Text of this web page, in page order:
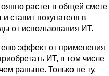
растет в общей смете
ставит покупателя в
от использования ИТ.
эффект от применения
ИТ, в том числе
раньше. Только не ту,